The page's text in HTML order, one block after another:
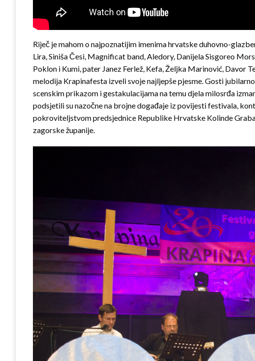
Riječ je mahom o najpoznatijim imenima hrvatske duhovno-
Lira, Siniša Česi, Magnificat band, Aledory, Danijela Sisgoreo
Poklon i Kumi, pater Janez Ferlež, Kefa, Željka Marinović, Davor
melodija Krapinafesta izveli svoje najljepše pjesme. Gosti
scenskim prikazom i gestakulacijama na temu djela milosrđa
podsjetili su nazočne na brojne događaje iz povijesti festivala,
pokroviteljstvom predsjednice Republike Hrvatske Kolinde
zagorske županije.